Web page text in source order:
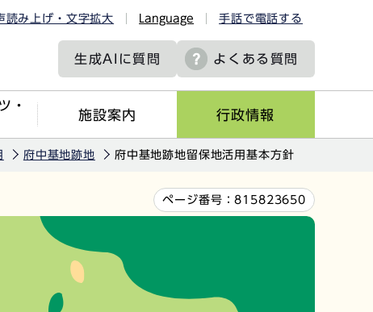
読み上げ・文字拡大 Language 手話で電話する
生成AIに質問 よくある質問
・
施設案内 行政情報
府中基地跡地 府中基地跡地留保地活用基本方針
ページ番号：815823650